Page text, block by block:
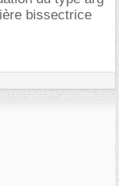
bissectrice